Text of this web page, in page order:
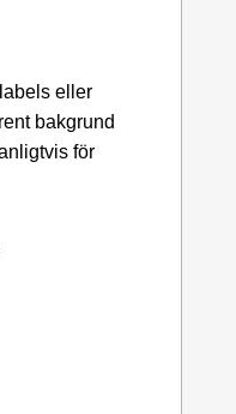
eller
bakgrund
för